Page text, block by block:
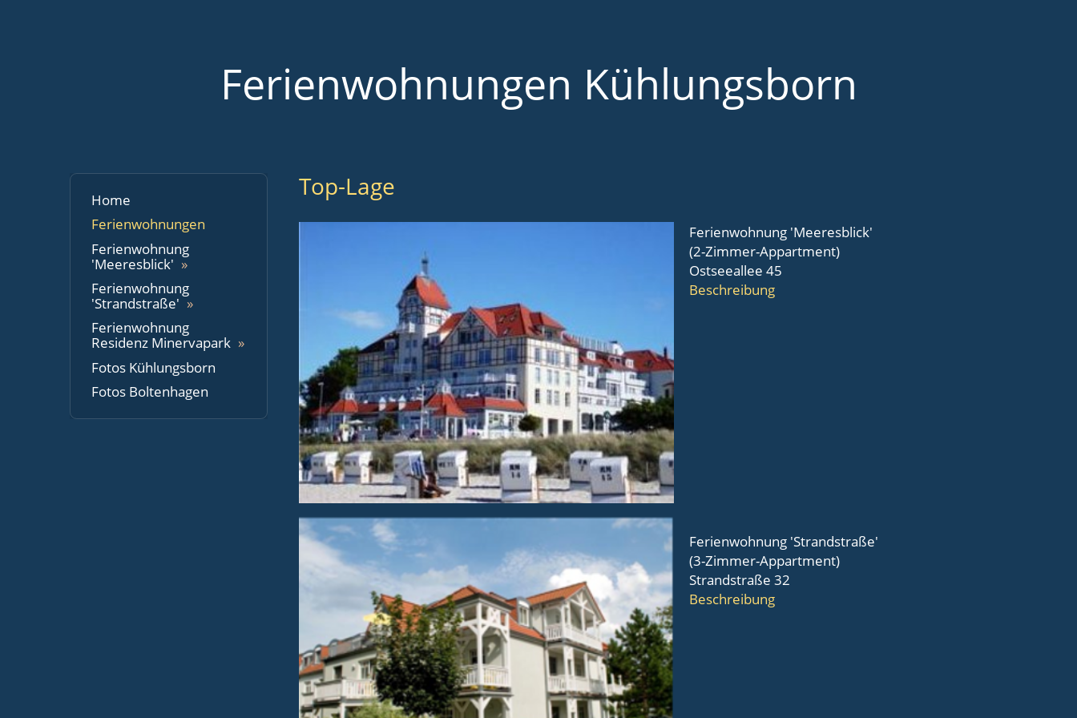
Ferienwohnungen Kühlungsborn
Home
Ferienwohnungen
Ferienwohnung
'Meeresblick'
Ferienwohnung
'Strandstraße'
Ferienwohnung
Residenz Minervapark
Fotos Kühlungsborn
Fotos Boltenhagen
Top-Lage
Ferienwohnung 'Meeresblick'
(2-Zimmer-Appartment)
Ostseeallee 45
Beschreibung
Ferienwohnung 'Strandstraße'
(3-Zimmer-Appartment)
Strandstraße 32
Beschreibung